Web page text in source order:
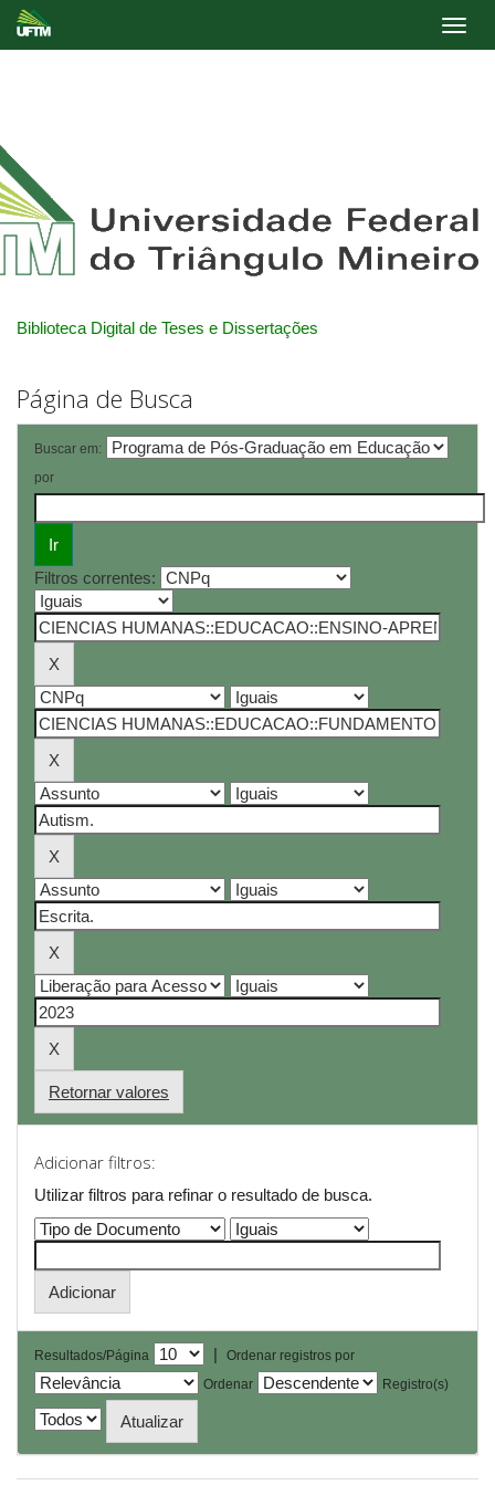
Biblioteca Digital de Teses e Dissertações
Página de Busca
Buscar em:
por
Filtros correntes:
Retornar valores
Adicionar filtros:
Utilizar filtros para refinar o resultado de busca.
Resultados/Página |
Ordenar registros por
Ordenar
Registro(s)